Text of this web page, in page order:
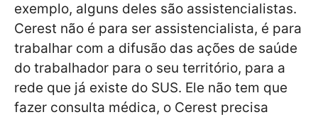
exemplo, alguns deles são assistencialistas.
Cerest não é para ser assistencialista, é para
trabalhar com a difusão das ações de saúde
do trabalhador para o seu território, para a
rede que já existe do SUS. Ele não tem que
fazer consulta médica, o Cerest precisa